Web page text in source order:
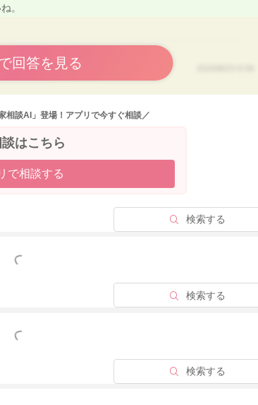
。
回答を見る
相談AI」登場！アプリで今すぐ相談／
はこちら
で相談する
検索する
と見る
検索する
と見る
検索する